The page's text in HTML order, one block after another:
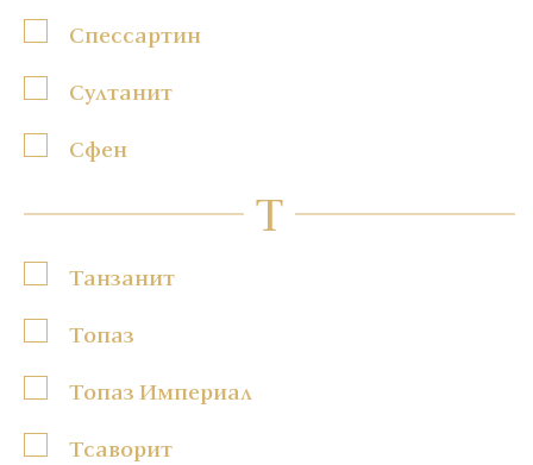
Спессартин
Султанит
Сфен
Т
Танзанит
Топаз
Топаз Империал
Тсаворит